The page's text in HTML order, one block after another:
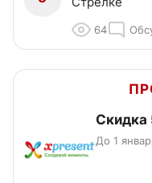
64
Скидка
До 1